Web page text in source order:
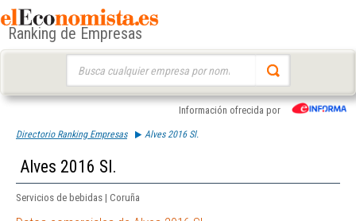
Ranking de Empresas
Información ofrecida por
Directorio Ranking Empresas Alves 2016 Sl.
Alves 2016 Sl.
Servicios de bebidas | Coruña